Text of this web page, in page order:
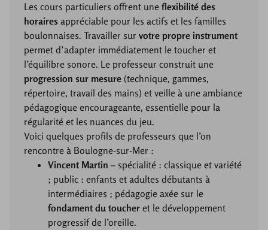
Les cours particuliers offrent une flexibilité des
horaires appréciable pour les actifs et les familles
boulonnaises. Travailler sur votre propre instrument
permet d’adapter immédiatement le toucher et
l’équilibre sonore. Le professeur construit une
progression sur mesure (technique, gammes,
répertoire, travail des mains) et veille à une ambiance
pédagogique encourageante, essentielle pour la
régularité et les nuances du jeu.
Voici quelques profils de professeurs que l’on
rencontre à Boulogne-sur-Mer :
Vincent Martin – spécialité : classique et variété
; public : enfants et adultes débutants à
intermédiaires ; pédagogie axée sur le
fondament du toucher et le développement
progressif de l’oreille.